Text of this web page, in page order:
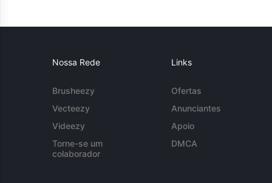
Nossa Rede
Brusheezy
Vecteezy
Videezy
Torne-se um
colaborador
Links
Ofertas
Anunciantes
Apoio
DMCA